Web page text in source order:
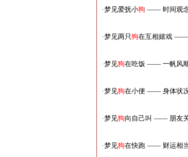
·梦见爱抚小狗 —— 时间观念
·梦见两只狗在互相嬉戏 ——
·梦见狗在吃饭 —— 一帆风顺
·梦见狗在小便 —— 身体状况
·梦见狗向自己叫 —— 朋友关
·梦见狗在快跑 —— 财运相当